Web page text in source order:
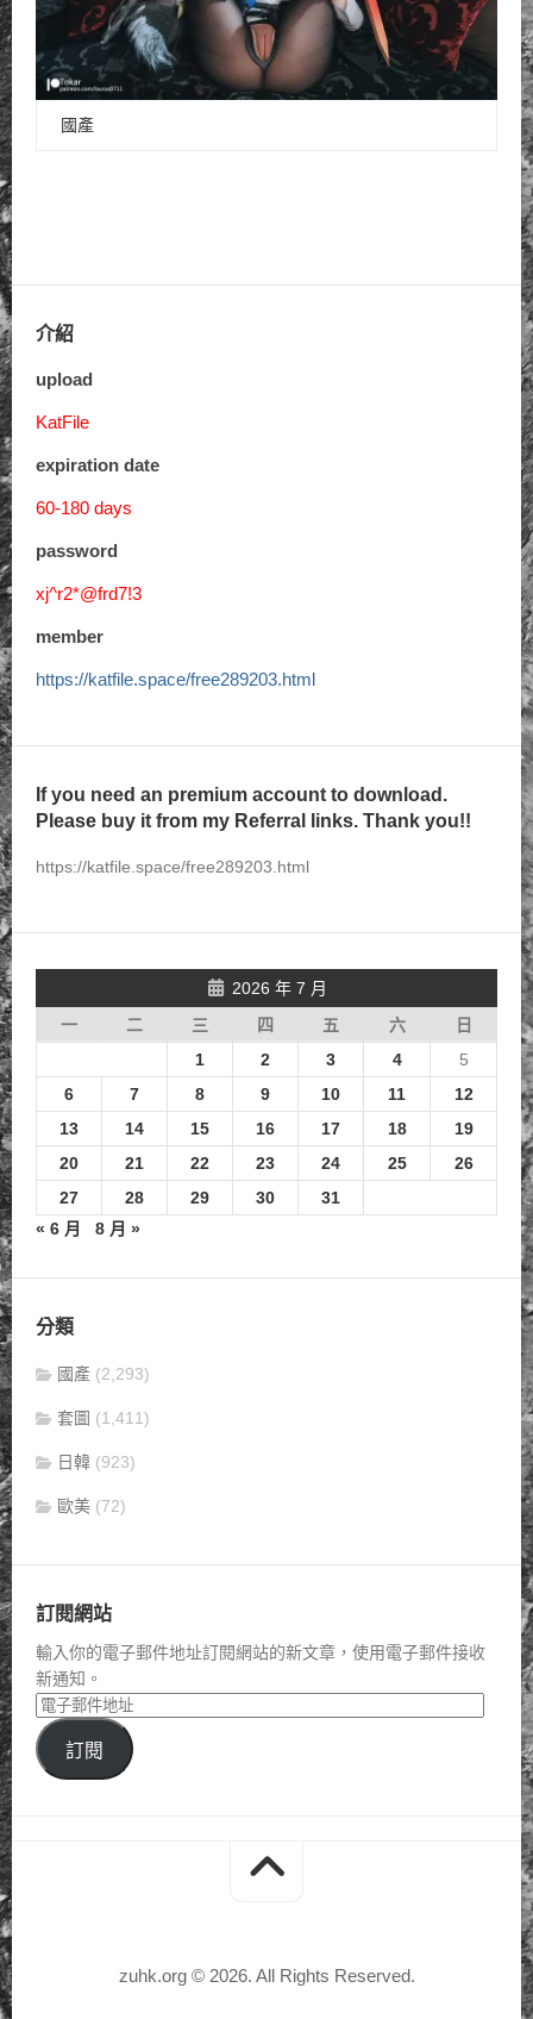
國產
介紹
upload
KatFile
expiration date
60-180 days
password
xj^r2*@frd7!3
member
https://katfile.space/free289203.html
If you need an premium account to download.
Please buy it from my Referral links. Thank you!!
https://katfile.space/free289203.html
2026 年 7 月
一
二 三 四 五 六
日
1
2 3 4
5
6
7 8 9 10 11
12
13
14 15 16 17 18
19
20
21 22 23 24 25
26
27
28 29 30
31
« 6 月
8 月 »
分類
國產 (2,293)
套圖 (1,411)
日韓 (923)
歐美 (72)
訂閱網站
輸入你的電子郵件地址訂閱網站的新文章，使用電子郵件接收
新通知。
訂閱
zuhk.org © 2026. All Rights Reserved.